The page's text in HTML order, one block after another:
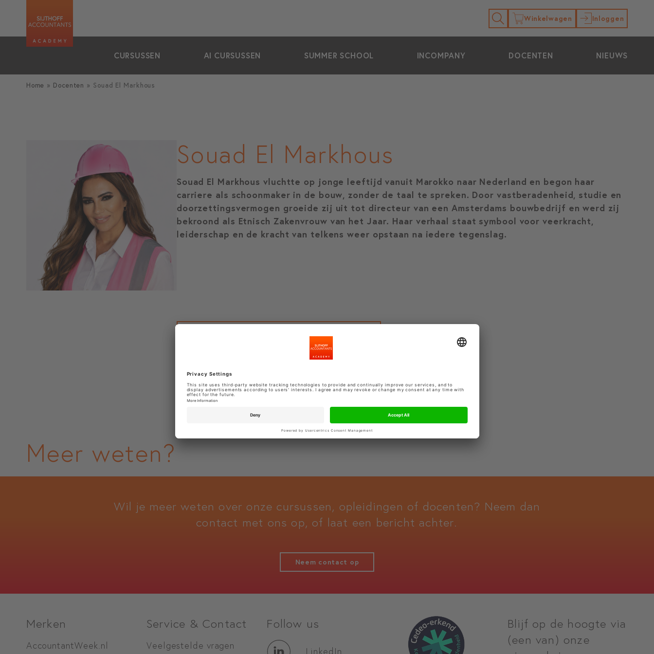
Winkelwagen Inloggen
CURSUSSEN AI CURSUSSEN SUMMER SCHOOL INCOMPANY DOCENTEN NIEUWS
Home » Docenten » Souad El Markhous
Souad El Markhous
Souad El Markhous vluchtte op jonge leeftijd vanuit Marokko naar Nederland en begon haar
carriere als schoonmaker in de bouw, zonder de taal te spreken. Door vastberadenheid, studie en
doorzettingsvermogen groeide zij uit tot directeur van een Amsterdams bouwbedrijf en werd zij
bekroond als Etnisch Zakenvrouw van het Jaar. Haar verhaal staat symbool voor veerkracht,
leiderschap en de kracht van telkens weer opstaan na iedere tegenslag.
bekijk meer docenten
Meer weten?
Wil je meer weten over onze cursussen, opleidingen of docenten? Neem dan
contact met ons op, of laat een bericht achter.
Neem contact op
Merken
AccountantWeek.nl
Service & Contact
Veelgestelde vragen
Follow us
LinkedIn
Blijf op de hoogte via
(een van) onze